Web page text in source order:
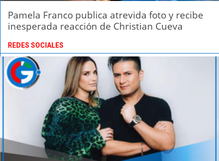
Pamela Franco publica atrevida foto y recibe
inesperada reacción de Christian Cueva
REDES SOCIALES